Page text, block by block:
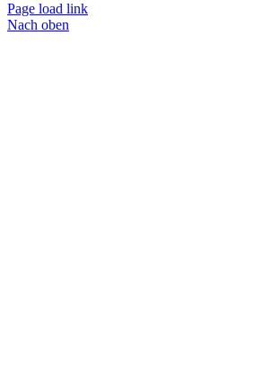
Page load link
Nach oben